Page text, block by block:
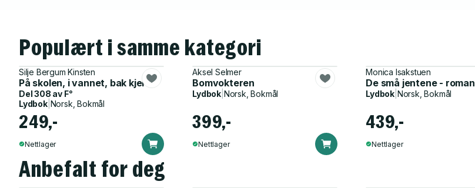
Populært i samme kategori
Silje Bergum Kinsten
På skolen, i vannet, bak kjerka
Del 308 av F°
Lydbok| Norsk, Bokmål
249,-
Nettlager
Aksel Selmer
Bomvokteren
Lydbok| Norsk, Bokmål
399,-
Nettlager
Monica Isakstuen
De små jentene - roman
Lydbok Norsk, Bokmål
439,-
Nettlager
Anbefalt for deg